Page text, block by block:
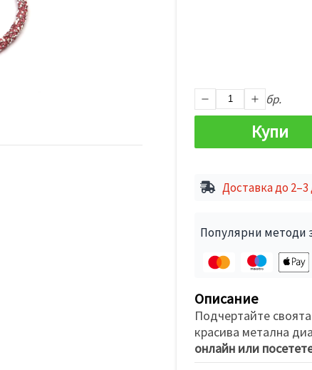
бр.
Купи
Доставка до
Популярни методи
Описание
Подчертайте
красива метална
онлайн или